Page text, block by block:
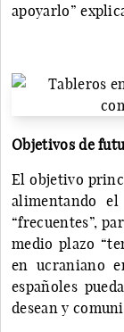
apoyarlo”
Objetivos de
El objetivo
alimentando
“frecuentes”,
medio plazo
en ucraniano
españoles
desean y